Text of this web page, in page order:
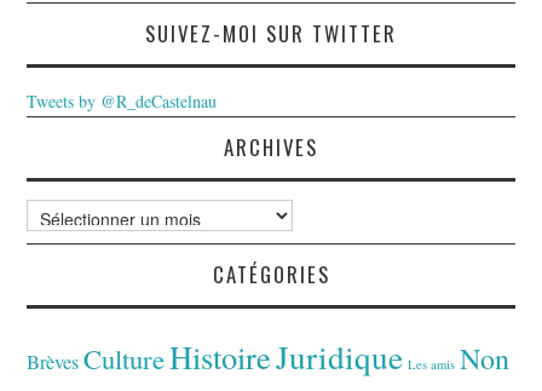
SUIVEZ-MOI SUR TWITTER
Tweets by @R_deCastelnau
ARCHIVES
Archives
CATÉGORIES
Brèves CultureHistoireJuridique Les amis Non